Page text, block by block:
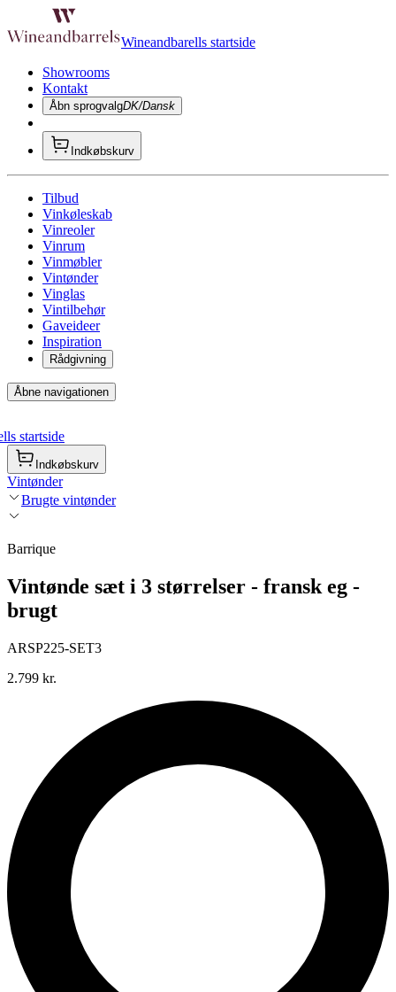
Wineandbarells startside
Showrooms
Kontakt
Åbn sprogvalgDK/Dansk
Indkøbskurv
Tilbud
Vinkøleskab
Vinreoler
Vinrum
Vinmøbler
Vintønder
Vinglas
Vintilbehør
Gaveideer
Inspiration
Rådgivning
Åbne navigationen
startside
Indkøbskurv
Vintønder
Brugte vintønder
Barrique
Vintønde sæt i 3 størrelser - fransk eg -
brugt
ARSP225-SET3
2.799 kr.